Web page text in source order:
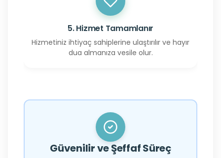
5. Hizmet Tamamlanır
Hizmetiniz ihtiyaç sahiplerine ulaştırılır ve hayır
dua almanıza vesile olur.
Güvenilir ve Şeffaf Süreç